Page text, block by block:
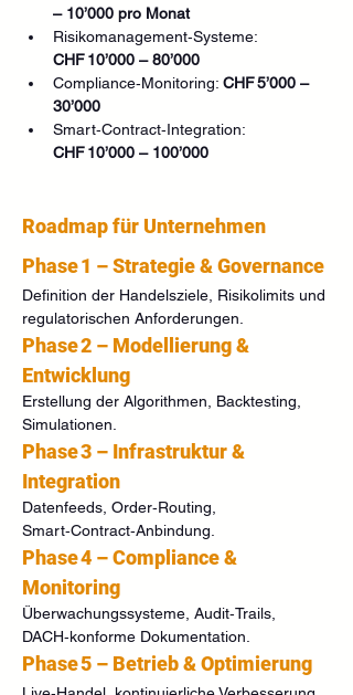
– 10’000 pro Monat
Risikomanagement‑Systeme:
CHF 10’000 – 80’000
Compliance‑Monitoring: CHF 5’000 –
30’000
Smart‑Contract‑Integration:
CHF 10’000 – 100’000
Roadmap für Unternehmen
Phase 1 – Strategie & Governance
Definition der Handelsziele, Risikolimits und
regulatorischen Anforderungen.
Phase 2 – Modellierung &
Entwicklung
Erstellung der Algorithmen, Backtesting,
Simulationen.
Phase 3 – Infrastruktur &
Integration
Datenfeeds, Order‑Routing,
Smart‑Contract‑Anbindung.
Phase 4 – Compliance &
Monitoring
Überwachungssysteme, Audit‑Trails,
DACH‑konforme Dokumentation.
Phase 5 – Betrieb & Optimierung